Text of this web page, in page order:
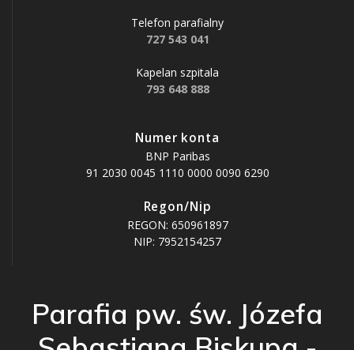
Telefon parafialny
727 543 041
Kapelan szpitala
793 648 888
Numer konta
BNP Paribas
91 2030 0045 1110 0000 0090 6290
Regon/Nip
REGON: 650961897
NIP: 7952154257
Parafia pw. św. Józefa